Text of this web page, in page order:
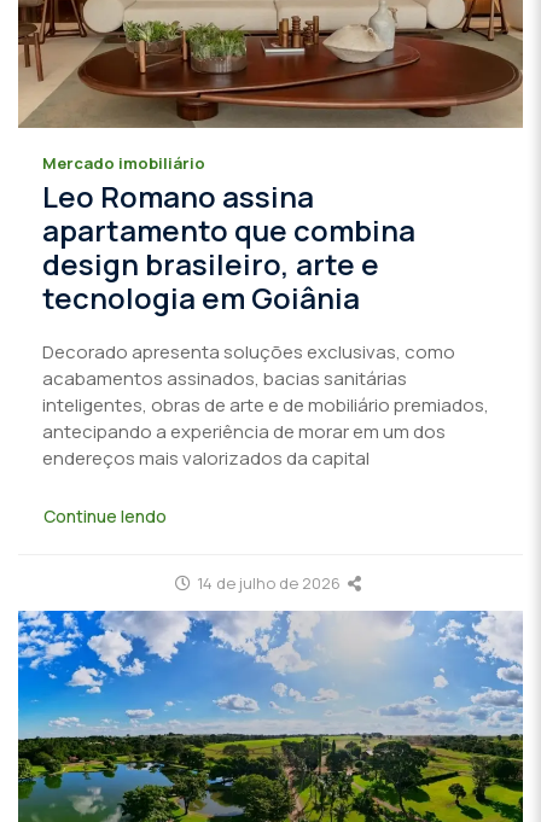
Mercado imobiliário
Leo Romano assina
apartamento que combina
design brasileiro, arte e
tecnologia em Goiânia
Decorado apresenta soluções exclusivas, como
acabamentos assinados, bacias sanitárias
inteligentes, obras de arte e de mobiliário premiados,
antecipando a experiência de morar em um dos
endereços mais valorizados da capital
Continue lendo
14 de julho de 2026